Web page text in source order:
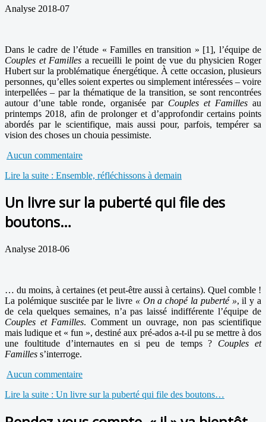
Analyse 2018-07
Dans le cadre de l’étude « Familles en transition » [1], l’équipe de
Couples et Familles a recueilli le point de vue du physicien Roger
Hubert sur la problématique énergétique. À cette occasion, plusieurs
personnes, qu’elles soient expertes ou simplement intéressées – voire
interpellées – par la thématique de la transition, se sont rencontrées
autour d’une table ronde, organisée par Couples et Famillesau
printemps 2018, afin de prolonger et d’approfondir certains points
abordés par le scientifique, mais aussi pour, parfois, tempérer sa
vision des choses un chouia pessimiste.
Aucun commentaire
Lire la suite : Ensemble, réfléchissons à demain
Un livre sur la puberté qui file des
boutons…
Analyse 2018-06
… du moins, à certaines (et peut-être aussi à certains). Quel comble !
La polémique suscitée par le livre « On a chopé la puberté », il y a
de cela quelques semaines, n’a pas laissé indifférente l’équipe de
Couples et Familles. Comment un ouvrage, non pas scientifique
mais ludique et « fun », destiné aux pré-ados a-t-il pu se mettre à dos
une foultitude d’internautes en si peu de temps ? Couples et
Familles s’interroge.
Aucun commentaire
Lire la suite : Un livre sur la puberté qui file des boutons…